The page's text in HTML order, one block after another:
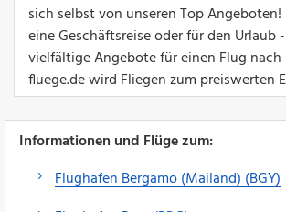
sich selbst von unseren Top
eine Geschäftsreise oder für den Urlaub
vielfältige Angebote für einen Flug nach
fluege.de wird Fliegen zum preiswerten
Informationen und Flüge zum:
Flughafen Bergamo (Mailand) (BGY)